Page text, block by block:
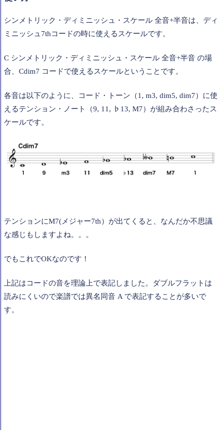
シンメトリック・ディミニッシュ・スケール 全音+半音は、ディ
ミニッシュ7thコードの時に使えるスケールです。
C シンメトリック・ディミニッシュ・スケール 全音+半音 の場
合、Cdim7 コードで使えるスケールということです。
各音は以下のように、コード・トーン（1, m3, dim5, dim7）に使
えるテンション・ノート（9, 11, ♭13, M7）が組み合わさったス
ケールです。
テンションにM7(メジャー7th）が出てくると、なんだか不思議
な感じもしますよね。。。
でもこれでOKなのです！
上記はコードの音を理論上で表記しました。ダブルフラットは
読みにくいので楽譜では異名同音 A で表記することが多いで
す。